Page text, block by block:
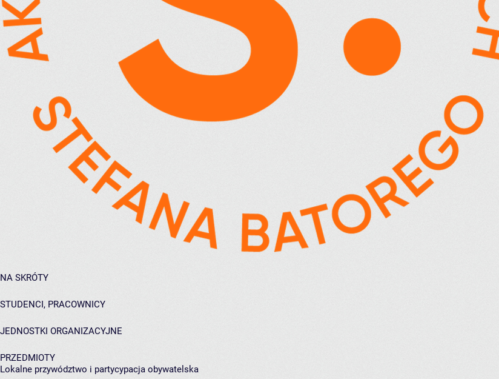
NA SKRÓTY
STUDENCI, PRACOWNICY
JEDNOSTKI ORGANIZACYJNE
PRZEDMIOTY
Lokalne przywództwo i partycypacja obywatelska